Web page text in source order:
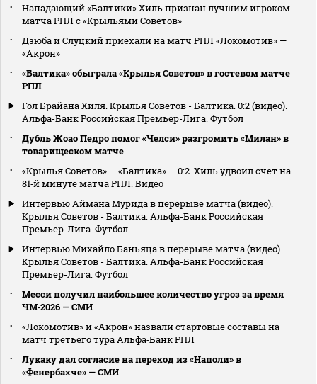
Нападающий «Балтики» Хиль признан лучшим игроком
матча РПЛ с «Крыльями Советов»
Дзюба и Слуцкий приехали на матч РПЛ «Локомотив» —
«Акрон»
«Балтика» обыграла «Крылья Советов» в гостевом матче
РПЛ
Гол Брайана Хиля. Крылья Советов - Балтика. 0:2 (видео).
Альфа-Банк Российская Премьер-Лига. Футбол
Дубль Жоао Педро помог «Челси» разгромить «Милан» в
товарищеском матче
«Крылья Советов» — «Балтика» — 0:2. Хиль удвоил счет на
81‑й минуте матча РПЛ. Видео
Интервью Аймана Мурида в перерыве матча (видео).
Крылья Советов - Балтика. Альфа-Банк Российская
Премьер-Лига. Футбол
Интервью Михайло Баньяца в перерыве матча (видео).
Крылья Советов - Балтика. Альфа-Банк Российская
Премьер-Лига. Футбол
Месси получил наибольшее количество угроз за время
ЧМ‑2026 — СМИ
«Локомотив» и «Акрон» назвали стартовые составы на
матч третьего тура Альфа‑Банк РПЛ
Лукаку дал согласие на переход из «Наполи» в
«Фенербахче» — СМИ